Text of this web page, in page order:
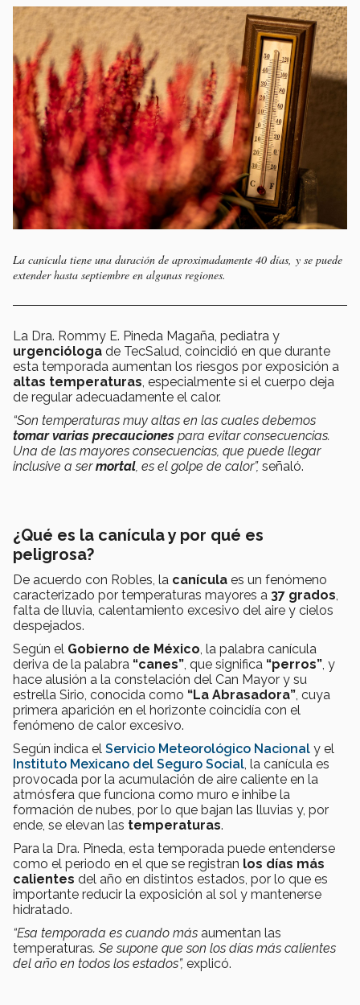
La canícula tiene una duración de aproximadamente 40 días, y se puede
extender hasta septiembre en algunas regiones.
La Dra. Rommy E. Pineda Magaña, pediatra y
urgencióloga de TecSalud, coincidió en que durante
esta temporada aumentan los riesgos por exposición a
altas temperaturas, especialmente si el cuerpo deja
de regular adecuadamente el calor.
“Son temperaturas muy altas en las cuales debemos
tomar varias precauciones para evitar consecuencias.
Una de las mayores consecuencias, que puede llegar
inclusive a sermortal, es el golpe de calor”, señaló.
¿Qué es la canícula y por qué es
peligrosa?
De acuerdo con Robles, la canícula es un fenómeno
caracterizado por temperaturas mayores a 37 grados,
falta de lluvia, calentamiento excesivo del aire y cielos
despejados.
Según el Gobierno de México, la palabra canícula
deriva de la palabra “canes”, que significa “perros”, y
hace alusión a la constelación del Can Mayor y su
estrella Sirio, conocida como “La Abrasadora”, cuya
primera aparición en el horizonte coincidía con el
fenómeno de calor excesivo.
Según indica el Servicio Meteorológico Nacional y el
Instituto Mexicano del Seguro Social, la canícula es
provocada por la acumulación de aire caliente en la
atmósfera que funciona como muro e inhibe la
formación de nubes, por lo que bajan las lluvias y, por
ende, se elevan las temperaturas.
Para la Dra. Pineda, esta temporada puede entenderse
como el periodo en el que se registran los días más
calientes del año en distintos estados, por lo que es
importante reducir la exposición al sol y mantenerse
hidratado.
“Esa temporada es cuando más aumentan las
temperaturas. Se supone que son los días más calientes
del año en todos los estados”, explicó.